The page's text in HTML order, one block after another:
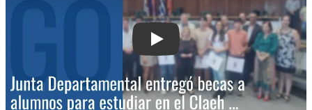
Play: Junta Departamental entregó